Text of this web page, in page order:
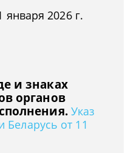
января 2026 г.
и знаках
органов
Указ
Беларусь от 11